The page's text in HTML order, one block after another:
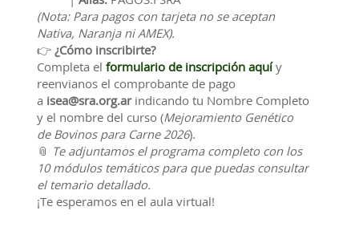
(Nota: Para pagos con tarjeta no se aceptan
Nativa, Naranja ni AMEX).
👉 ¿Cómo inscribirte?
Completa el formulario de inscripción aquí y
reenvianos el comprobante de pago
a isea@sra.org.arindicando tu Nombre Completo
y el nombre del curso (Mejoramiento Genético
de Bovinos para Carne 2026).
📎
Te adjuntamos el programa completo con los
10 módulos temáticos para que puedas consultar
el temario detallado.
¡Te esperamos en el aula virtual!